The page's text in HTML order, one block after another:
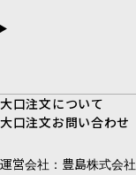
大口注文について
大口注文お問い合わせ
運営会社：豊島株式会社